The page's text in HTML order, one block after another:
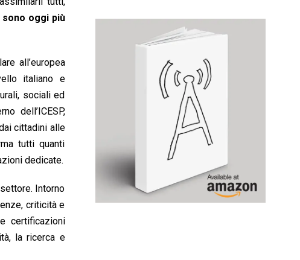
oggi più
all’europea
italiano e
sociali ed
dell’ICESP,
cittadini alle
tutti quanti
dedicate.
Intorno
criticità e
certificazioni
la ricerca e